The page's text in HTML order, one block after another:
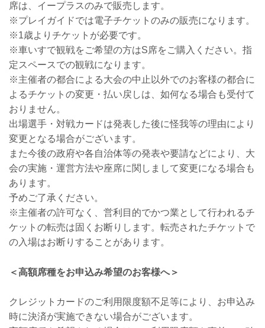
席は、イープラスのみで販売します。
※プレイガイドでは電子チケットのみの販売になります。
※1歳よりチケットが必要です。
※車いすで観戦をご希望の方はS席をご購入ください。指
定スペースでの観戦になります。
※主催者の都合による大会の中止以外でのお客様の都合に
よるチケットの変更・払い戻しは、如何なる場合も受付て
おりません。
出場選手・対戦カードは発表した後に怪我等の理由により
変更となる場合がございます。
また今後の政府や各自治体等の発表や要請などにより、大
会の実施・運営方法や座席に関しまして変更になる場合も
あります。
予めご了承ください。
※主催者の許可なく、営利目的でかつ業として行われるチ
ケットの転売は固くお断りします。転売されたチケットで
の入場はお断りすることがあります。
＜高額席種をお申込み希望のお客様へ＞
クレジットカードのご利用限度額不足等により、お申込み
時に決済が実施できない場合がございます。